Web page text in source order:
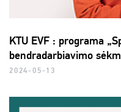
KTU EVF : programa
bendradarbiavimo
2024-05-13